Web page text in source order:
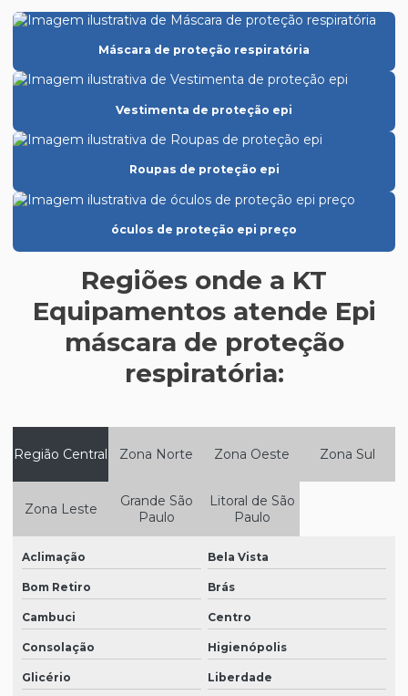
Empresas de epis em sp
Epi para altas temperaturas
Epi atacado distribuidor
Epi equipamento de proteção individual
Epi para espaço confinado
Epi para frigorífico
Epi para indústria de alimentos
Epi para indústria de laticínios
Epi máscara de proteção respiratória
Epi para metalúrgica
Epi para a soldagem
Equipamentos de epi
Equipamentos epi sp
Equipamentos de proteção epi
Equipamentos de proteção visual
Máscara de proteção respiratória
Vestimenta de proteção epi
Roupas de proteção epi
óculos de proteção epi preço
Regiões onde a KT
Equipamentos atende Epi
máscara de proteção
respiratória:
Região Central Zona Norte Zona Oeste Zona Sul
Zona Leste
Grande São
Paulo
Litoral de São
Paulo
Aclimação Bela Vista
Bom Retiro Brás
Cambuci Centro
Consolação Higienópolis
Glicério Liberdade